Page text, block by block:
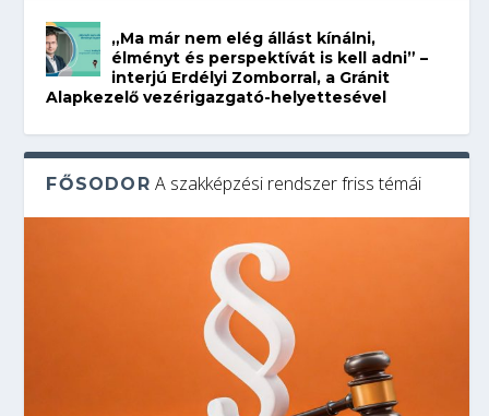
„Ma már nem elég állást kínálni,
élményt és perspektívát is kell adni” –
interjú Erdélyi Zomborral, a Gránit
Alapkezelő vezérigazgató-helyettesével
FŐSODOR A szakképzési rendszer friss témái